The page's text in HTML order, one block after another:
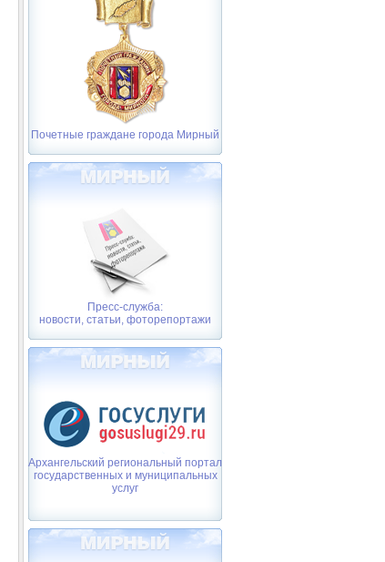
Почетные граждане города Мирный
Пресс-служба:
новости, статьи, фоторепортажи
Архангельский региональный портал
государственных и муниципальных
услуг